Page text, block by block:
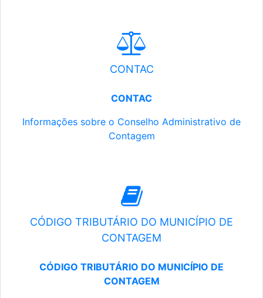
CONTAC
CONTAC
Informações sobre o Conselho Administrativo de
Contagem
CÓDIGO TRIBUTÁRIO DO MUNICÍPIO DE
CONTAGEM
CÓDIGO TRIBUTÁRIO DO MUNICÍPIO DE
CONTAGEM